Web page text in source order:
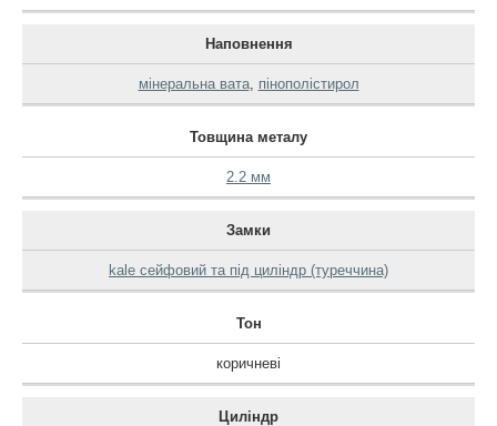
Наповнення
мінеральна вата, пінополістирол
Товщина металу
2.2 мм
Замки
kale сейфовий та під циліндр (туреччина)
Тон
коричневі
Циліндр